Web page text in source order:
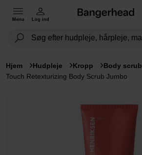
Menu Log ind
Hjem Hudpleje Kropp
Body scrub
Touch Retexturizing Body Scrub Jumbo